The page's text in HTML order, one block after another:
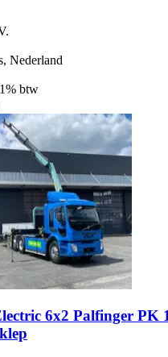
Nederland
btw
6x2 Palfinger PK